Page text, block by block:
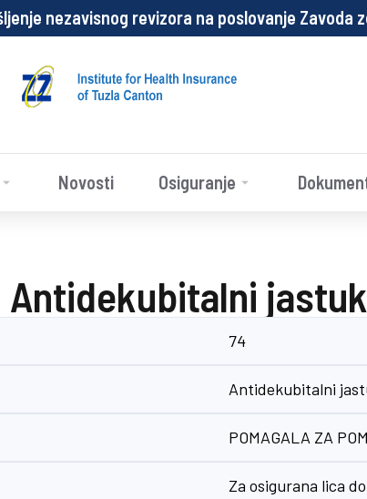
nezavisnog revizora na poslovanje Zavoda
Novosti Osiguranje
Antidekubitalni
74
Antidekubitalni
POMAGALA ZA
Za osigurana lica